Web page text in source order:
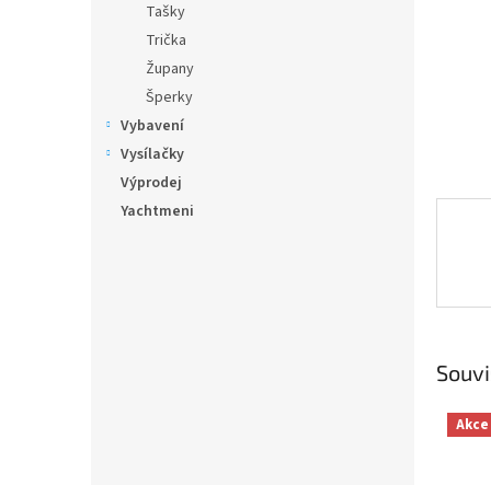
Tašky
Trička
Župany
Šperky
Vybavení
Vysílačky
Výprodej
Yachtmeni
Akce